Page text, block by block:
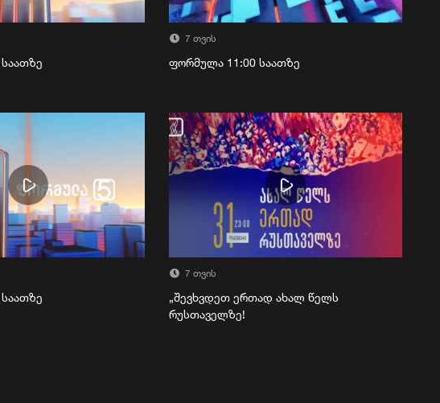
7 თვის
ფორმულა 11:00 საათზე
7 თვის
„შევხვდეთ ერთად ახალ წელს
რუსთაველზე!